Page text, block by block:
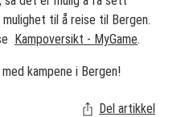
mulighet til å reise til Bergen.
Kampoversikt - MyGame.
kampene i Bergen!
Del artikkel